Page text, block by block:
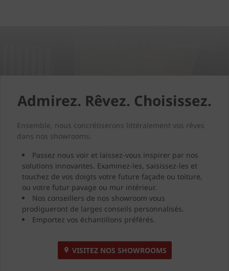
Admirez. Rêvez. Choisissez.
Ensemble, nous concrétiserons littéralement vos rêves
dans nos showrooms.
Passez nous voir et laissez-vous inspirer par nos
solutions innovantes. Examinez-les, saisissez-les et
touchez de vos doigts votre future façade ou toiture,
ou votre futur pavage ou mur intérieur.
Nos conseillers de nos showroom vous
prodigueront de larges conseils personnalisés.
Emportez vos échantillons préférés.
VISITEZ NOS SHOWROOMS